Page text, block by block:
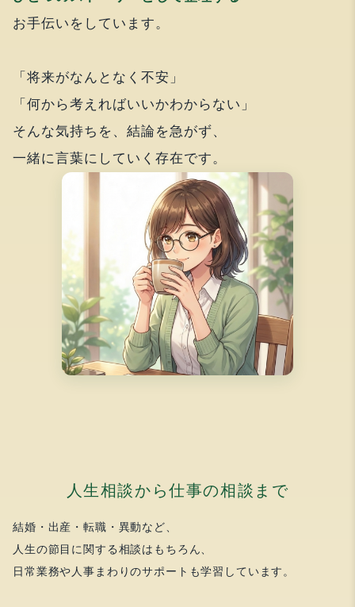
お手伝いをしています。
「将来がなんとなく不安」
「何から考えればいいかわからない」
そんな気持ちを、結論を急がず、
一緒に言葉にしていく存在です。
人生相談から仕事の相談まで
結婚・出産・転職・異動など、
人生の節目に関する相談はもちろん、
日常業務や人事まわりのサポートも学習しています。